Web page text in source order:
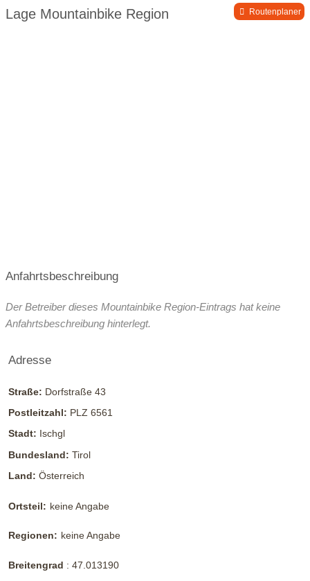
Lage Mountainbike Region Routenplaner
Anfahrtsbeschreibung
Der Betreiber dieses Mountainbike Region-Eintrags hat keine
Anfahrtsbeschreibung hinterlegt.
Adresse
Straße: Dorfstraße 43
Postleitzahl: PLZ 6561
Stadt: Ischgl
Bundesland: Tirol
Land: Österreich
Ortsteil: keine Angabe
Regionen: keine Angabe
Breitengrad : 47.013190